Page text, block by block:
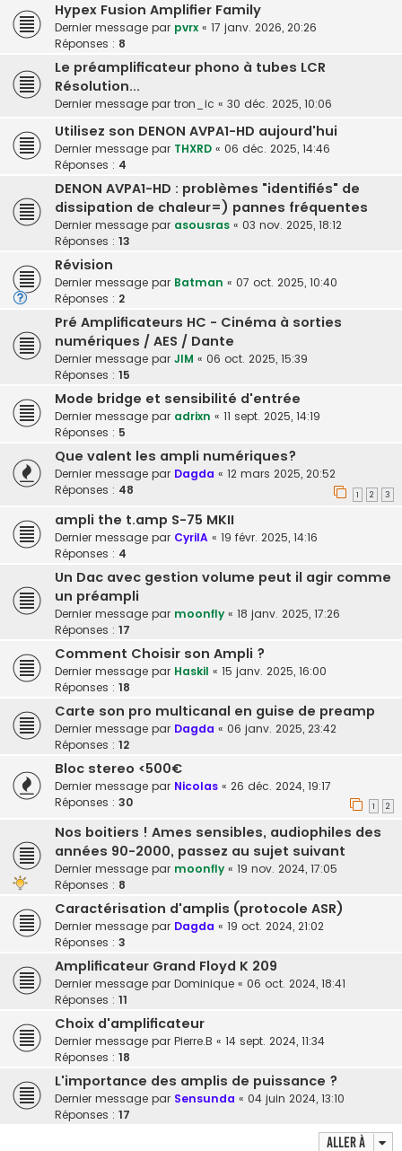
Hypex Fusion Amplifier Family
Dernier message par pvrx « 17 janv. 2026, 20:26
Réponses : 8
Le préamplificateur phono à tubes LCR
Résolution...
Dernier message par tron_ic « 30 déc. 2025, 10:06
Utilisez son DENON AVPA1-HD aujourd'hui
Dernier message par THXRD « 06 déc. 2025, 14:46
Réponses : 4
DENON AVPA1-HD : problèmes "identifiés" de
dissipation de chaleur=) pannes fréquentes
Dernier message par asousras « 03 nov. 2025, 18:12
Réponses : 13
Révision
Dernier message par Batman « 07 oct. 2025, 10:40
Réponses : 2
Pré Amplificateurs HC - Cinéma à sorties
numériques / AES / Dante
Dernier message par JIM « 06 oct. 2025, 15:39
Réponses : 15
Mode bridge et sensibilité d'entrée
Dernier message par adrixn « 11 sept. 2025, 14:19
Réponses : 5
Que valent les ampli numériques?
Dernier message par Dagda « 12 mars 2025, 20:52
Réponses : 48 1 2 3
ampli the t.amp S-75 MKII
Dernier message par CyrilA « 19 févr. 2025, 14:16
Réponses : 4
Un Dac avec gestion volume peut il agir comme
un préampli
Dernier message par moonfly « 18 janv. 2025, 17:26
Réponses : 17
Comment Choisir son Ampli ?
Dernier message par Haskil « 15 janv. 2025, 16:00
Réponses : 18
Carte son pro multicanal en guise de preamp
Dernier message par Dagda « 06 janv. 2025, 23:42
Réponses : 12
Bloc stereo <500€
Dernier message par Nicolas « 26 déc. 2024, 19:17
Réponses : 30 1 2
Nos boitiers ! Ames sensibles, audiophiles des
années 90-2000, passez au sujet suivant
Dernier message par moonfly « 19 nov. 2024, 17:05
Réponses : 8
Caractérisation d'amplis (protocole ASR)
Dernier message par Dagda « 19 oct. 2024, 21:02
Réponses : 3
Amplificateur Grand Floyd K 209
Dernier message par Dominique « 06 oct. 2024, 18:41
Réponses : 11
Choix d'amplificateur
Dernier message par Pierre.B « 14 sept. 2024, 11:34
Réponses : 18
L'importance des amplis de puissance ?
Dernier message par Sensunda « 04 juin 2024, 13:10
Réponses : 17
Aller à